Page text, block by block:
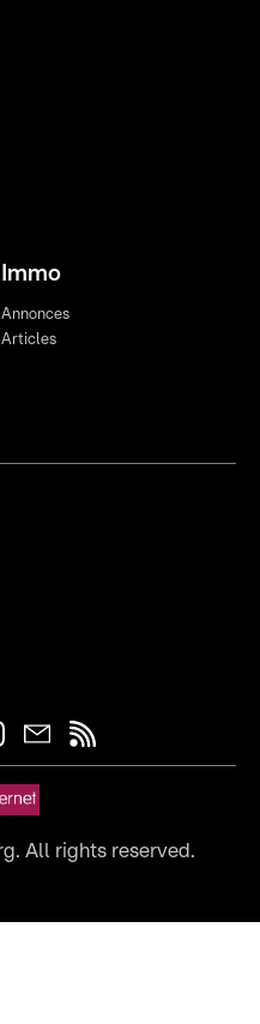
Immo
Annonces
Articles
All rights reserved.